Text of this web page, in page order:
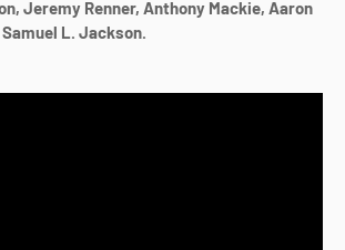
Jeremy Renner, Anthony Mackie, Aaron
L. Jackson.